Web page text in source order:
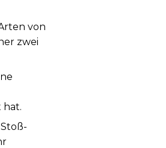
von
zwei
hat.